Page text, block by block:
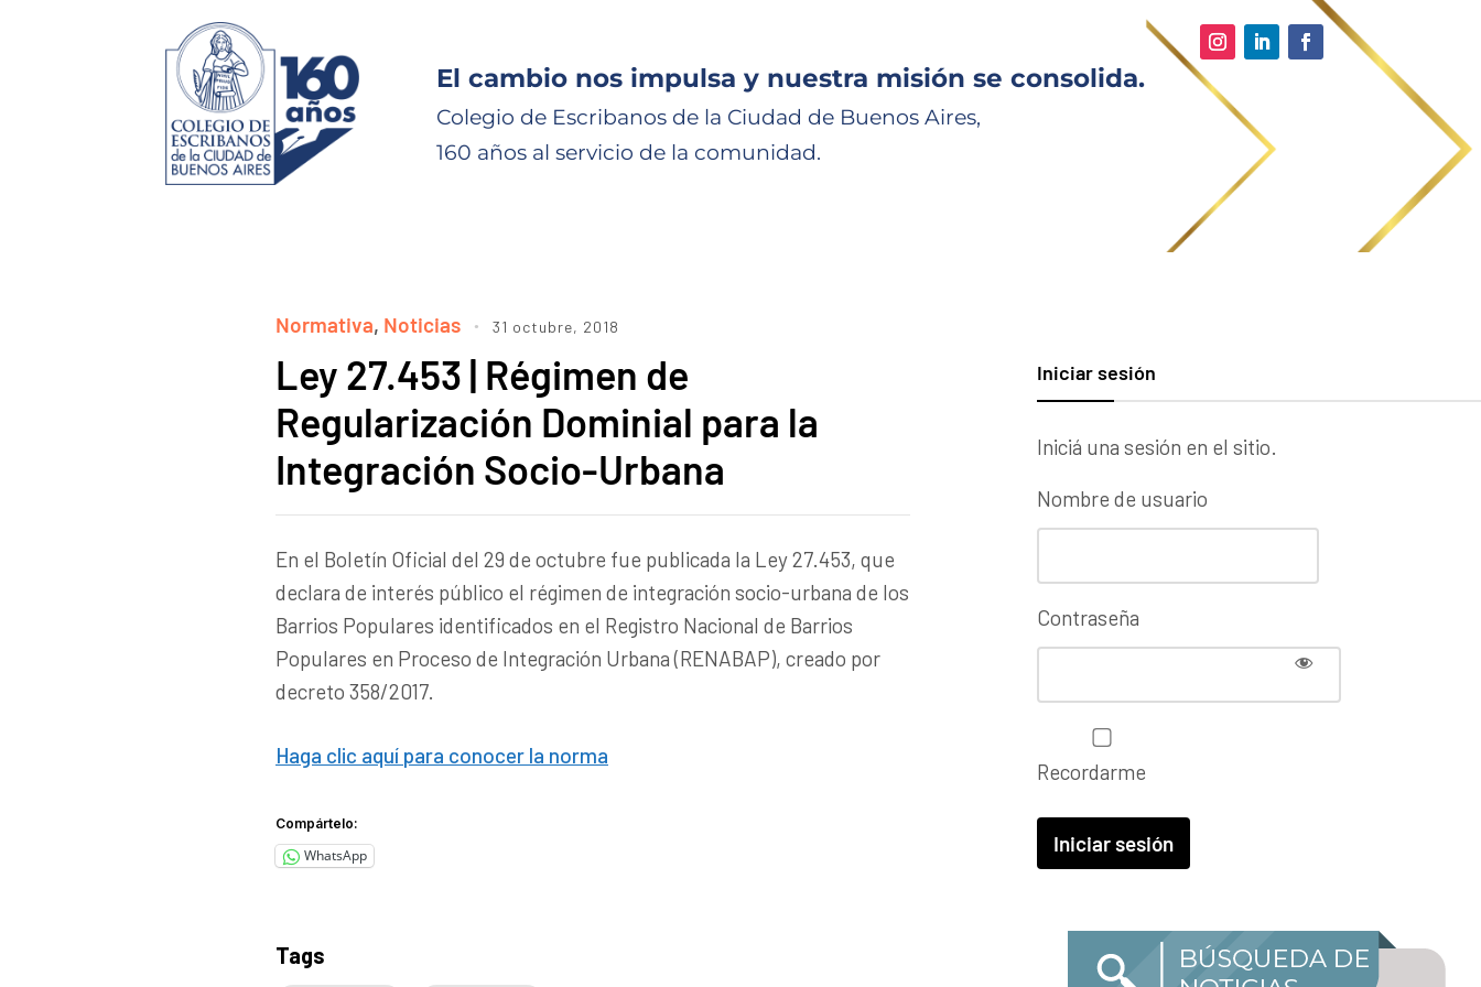
El cambio nos impulsa y nuestra misión se consolida.
Colegio de Escribanos de la Ciudad de Buenos Aires,
160 años al servicio de la comunidad.
Normativa, Noticias 31 octubre, 2018
Ley 27.453 | Régimen de
Regularización Dominial para la
Integración Socio-Urbana
En el Boletín Oficial del 29 de octubre fue publicada la Ley 27.453, que
declara de interés público el régimen de integración socio-urbana de los
Barrios Populares identificados en el Registro Nacional de Barrios
Populares en Proceso de Integración Urbana (RENABAP), creado por
decreto 358/2017.
Haga clic aquí para conocer la norma
Compártelo:
WhatsApp
Tags
Iniciar sesión
Iniciá una sesión en el sitio.
Nombre de usuario
Contraseña
Recordarme